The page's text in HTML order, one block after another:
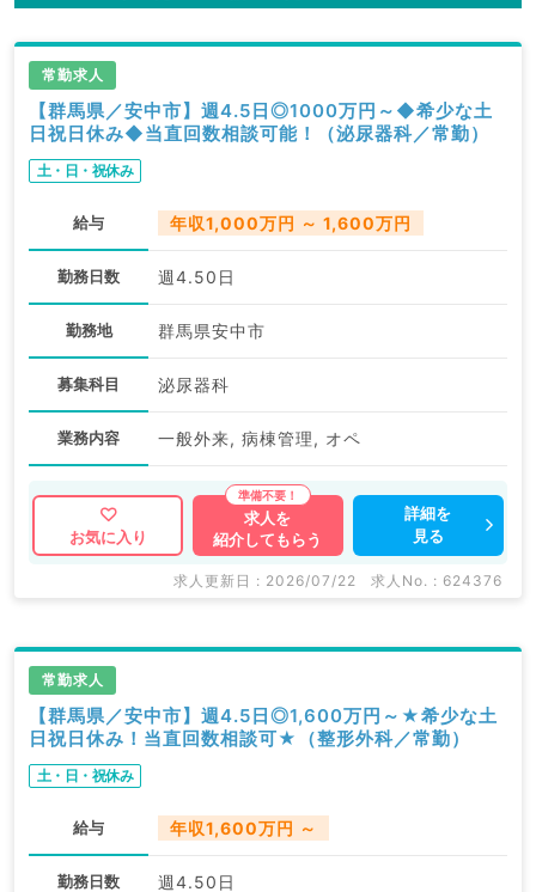
常勤求人
【群馬県／安中市】週4.5日◎1000万円～◆希少な土
日祝日休み◆当直回数相談可能！（泌尿器科／常勤）
土・日・祝休み
給与 年収1,000万円 ～ 1,600万円
勤務日数 週4.50日
勤務地 群馬県安中市
募集科目 泌尿器科
業務内容 一般外来, 病棟管理, オペ
お気に入り
求人を
紹介してもらう
詳細を
見る
求人更新日 : 2026/07/22 求人No. : 624376
常勤求人
【群馬県／安中市】週4.5日◎1,600万円～★希少な土
日祝日休み！当直回数相談可★（整形外科／常勤）
土・日・祝休み
給与 年収1,600万円 ～
勤務日数 週4.50日